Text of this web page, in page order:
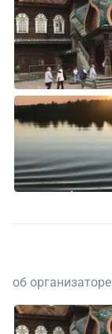
об организаторе